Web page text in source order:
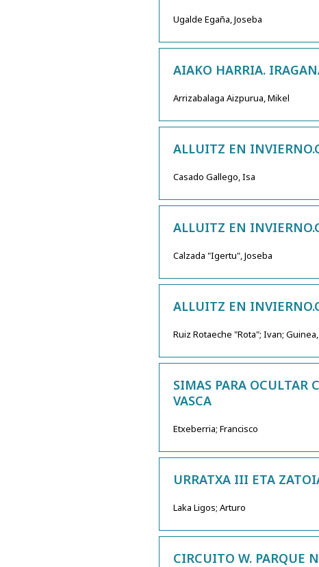
Ugalde Egaña, Joseba
AIAKO HARRIA.
Arrizabalaga Aizpurua, Mikel
ALLUITZ EN
Casado Gallego, Isa
ALLUITZ EN
Calzada "Igertu", Joseba
ALLUITZ EN
Ruiz Rotaeche "Rota"; Ivan;
SIMAS PARA OCULTAR
VASCA
Etxeberria; Francisco
URRATXA III ETA
Laka Ligos; Arturo
CIRCUITO W. PARQUE